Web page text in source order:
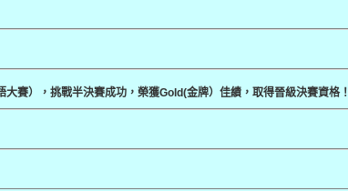
賽），挑戰半決賽成功，榮獲Gold(金牌）佳績，取得晉級決賽資格！